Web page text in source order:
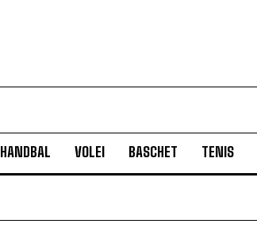
HANDBAL VOLEI BASCHET TENIS